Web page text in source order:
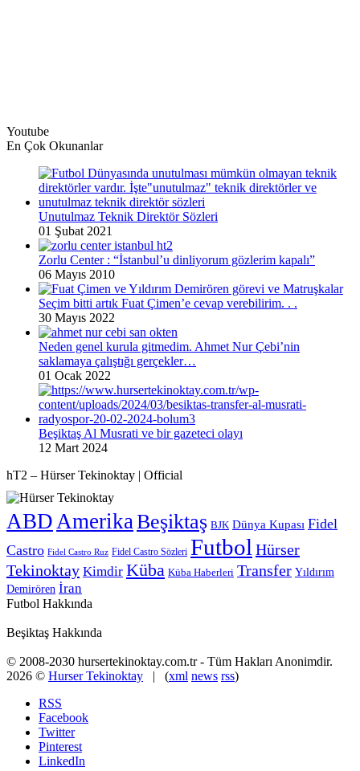
Youtube
En Çok Okunanlar
Unutulmaz Teknik Direktör Sözleri
01 Şubat 2021
Zorlu Center : “İstanbul’u dinliyorum gözlerim kapalı”
06 Mayıs 2010
Seçim bitti artık Fuat Çimen’e cevap verebilirim. . .
30 Mayıs 2022
Neden genel kurula gitmedim. Ahmet Nur Çebi’nin
saklamaya çalıştığı gerçekler…
01 Ocak 2022
Beşiktaş Al Musrati ve bir gazeteci olayı
12 Mart 2024
hT2 – Hürser Tekinoktay | Official
ABD Amerika Beşiktaş BJK Dünya Kupası Fidel
Castro Fidel Castro Ruz Fidel Castro Sözleri Futbol Hürser
Tekinoktay Kimdir Küba Küba Haberleri Transfer Yıldırım
Demirören İran
Futbol Hakkında
Beşiktaş Hakkında
© 2008-2030 hursertekinoktay.com.tr - Tüm Hakları Anonimdir.
2026 © Hurser Tekinoktay | (xml news rss)
RSS
Facebook
Twitter
Pinterest
LinkedIn